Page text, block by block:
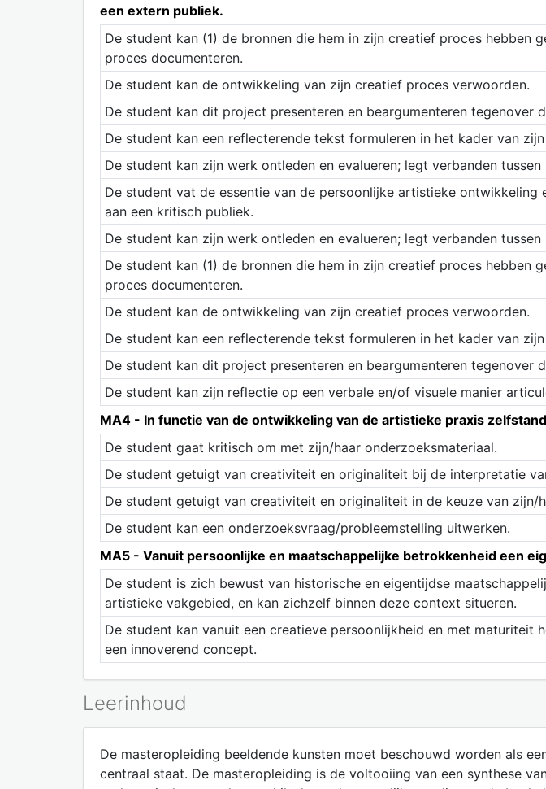
een extern publiek.
De student kan (1) de bronnen die hem in zijn creatief proces
proces documenteren.
De student kan de ontwikkeling van zijn creatief proces verwoorden.
De student kan dit project presenteren en beargumenteren tegenover
De student kan een reflecterende tekst formuleren in het kader van
De student kan zijn werk ontleden en evalueren; legt verbanden
De student vat de essentie van de persoonlijke artistieke
aan een kritisch publiek.
De student kan zijn werk ontleden en evalueren; legt verbanden
De student kan (1) de bronnen die hem in zijn creatief proces
proces documenteren.
De student kan de ontwikkeling van zijn creatief proces verwoorden.
De student kan een reflecterende tekst formuleren in het kader van
De student kan dit project presenteren en beargumenteren tegenover
De student kan zijn reflectie op een verbale en/of visuele manier
MA4 - In functie van de ontwikkeling van de artistieke praxis
De student gaat kritisch om met zijn/haar onderzoeksmateriaal.
De student getuigt van creativiteit en originaliteit bij de interpretatie
De student getuigt van creativiteit en originaliteit in de keuze van zijn/
De student kan een onderzoeksvraag/probleemstelling uitwerken.
MA5 - Vanuit persoonlijke en maatschappelijke betrokkenheid een
De student is zich bewust van historische en eigentijdse
artistieke vakgebied, en kan zichzelf binnen deze context situeren.
De student kan vanuit een creatieve persoonlijkheid en met
een innoverend concept.
Leerinhoud
De masteropleiding beeldende kunsten moet beschouwd worden als
centraal staat. De masteropleiding is de voltooiing van een synthese